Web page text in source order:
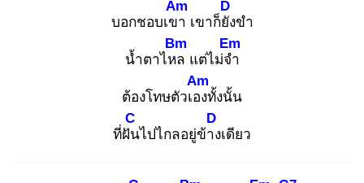
บอกชอบเขา
Am
เขาก็ยัง
D
ขำ
น้ำตาไหล
Bm
แต่ไม่จำ
Em
ต้องโทษตัวเอง
Am
ทั้งนั้น
ที่ฝัน
C
ไปไกลอยู่ข้าง
D
เดียว